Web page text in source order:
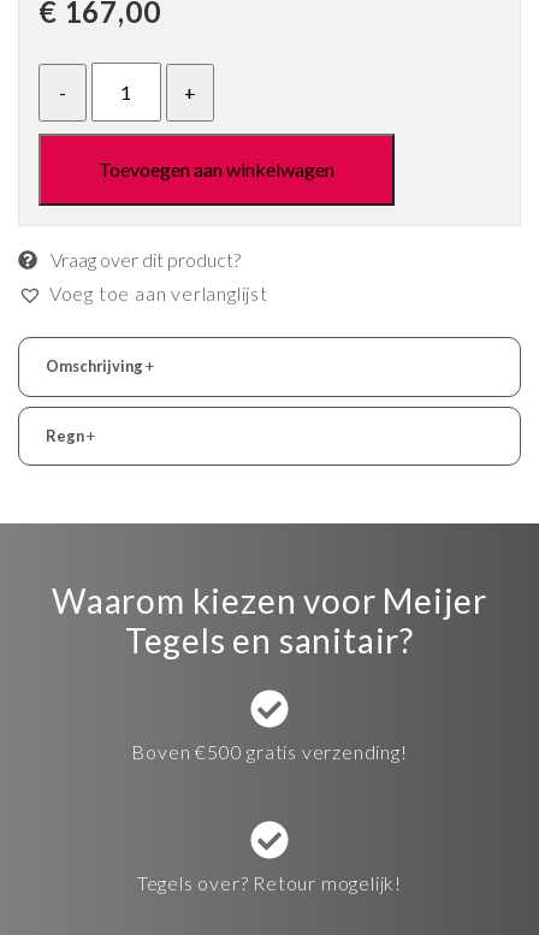
€ 167,00
Toevoegen aan winkelwagen
Vraag over dit product?
Voeg toe aan verlanglijst
Omschrijving+
Regn+
Waarom kiezen voor Meijer
Tegels en sanitair?
Boven €500 gratis verzending!
Tegels over? Retour mogelijk!